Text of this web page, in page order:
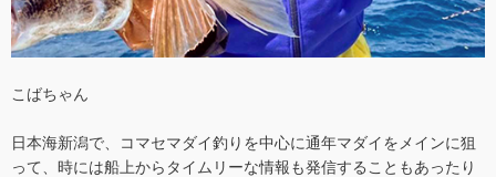
こばちゃん
日本海新潟で、コマセマダイ釣りを中心に通年マダイをメインに狙
って、時には船上からタイムリーな情報も発信することもあったり